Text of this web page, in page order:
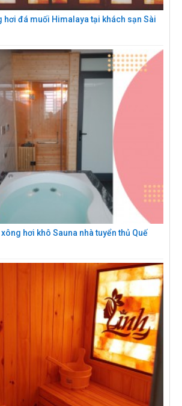
hơi đá muối Himalaya tại khách sạn Sài
hơi khô Sauna nhà tuyển thủ Quế